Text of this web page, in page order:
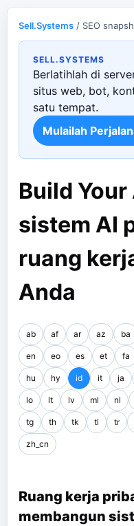
Sell.Systems / SEO
SELL.SYSTEMS
Berlatihlah di
situs web, bot,
satu tempat.
Mulailah
Build
sistem AI
ruang
Anda
ab af ar az ba
en eo es et fa
hu hy id it ja
lo lt lv ml nl
tg th tk tl tr
zh_cn
Ruang kerja
membangun